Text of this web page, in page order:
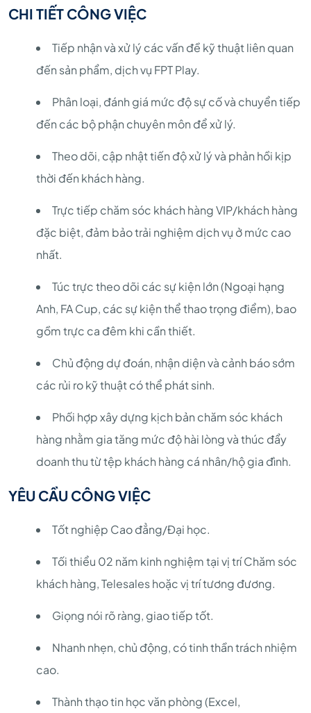
CHI TIẾT CÔNG VIỆC
Tiếp nhận và xử lý các vấn đề kỹ thuật liên quan
đến sản phẩm, dịch vụ FPT Play.
Phân loại, đánh giá mức độ sự cố và chuyển tiếp
đến các bộ phận chuyên môn để xử lý.
Theo dõi, cập nhật tiến độ xử lý và phản hồi kịp
thời đến khách hàng.
Trực tiếp chăm sóc khách hàng VIP/khách hàng
đặc biệt, đảm bảo trải nghiệm dịch vụ ở mức cao
nhất.
Túc trực theo dõi các sự kiện lớn (Ngoại hạng
Anh, FA Cup, các sự kiện thể thao trọng điểm), bao
gồm trực ca đêm khi cần thiết.
Chủ động dự đoán, nhận diện và cảnh báo sớm
các rủi ro kỹ thuật có thể phát sinh.
Phối hợp xây dựng kịch bản chăm sóc khách
hàng nhằm gia tăng mức độ hài lòng và thúc đẩy
doanh thu từ tệp khách hàng cá nhân/hộ gia đình.
YÊU CẦU CÔNG VIỆC
Tốt nghiệp Cao đẳng/Đại học.
Tối thiểu 02 năm kinh nghiệm tại vị trí Chăm sóc
khách hàng, Telesales hoặc vị trí tương đương.
Giọng nói rõ ràng, giao tiếp tốt.
Nhanh nhẹn, chủ động, có tinh thần trách nhiệm
cao.
Thành thạo tin học văn phòng (Excel,